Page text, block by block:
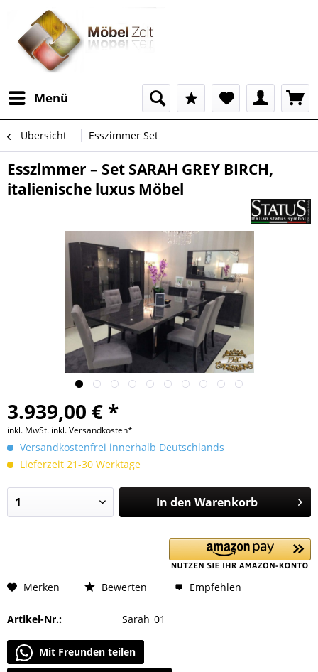
Menü
Übersicht Esszimmer Set
Esszimmer – Set SARAH GREY BIRCH,
italienische luxus Möbel
3.939,00 € *
inkl. MwSt. inkl. Versandkosten*
Versandkostenfrei innerhalb Deutschlands
Lieferzeit 21-30 Werktage
In den Warenkorb
Merken Bewerten Empfehlen
Artikel-Nr.: Sarah_01
Mit Freunden teilen